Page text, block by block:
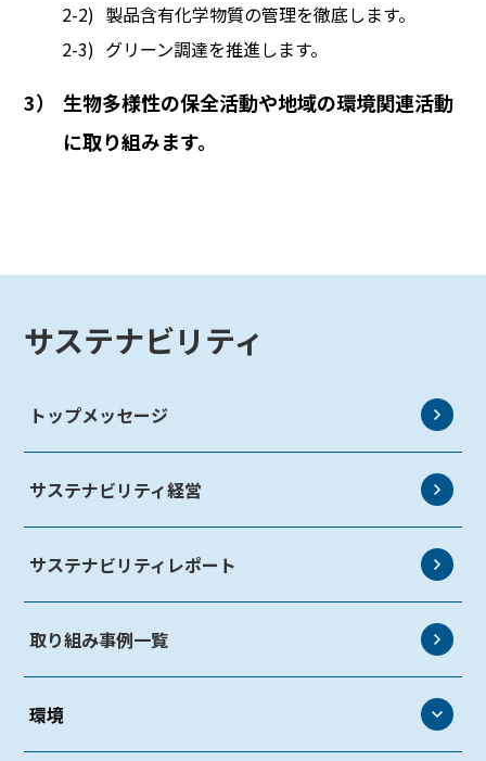
2-2) 製品含有化学物質の管理を徹底します。
2-3) グリーン調達を推進します。
3）
生物多様性の保全活動や地域の環境関連活動
に取り組みます。
サステナビリティ
トップメッセージ
サステナビリティ経営
サステナビリティレポート
取り組み事例一覧
環境